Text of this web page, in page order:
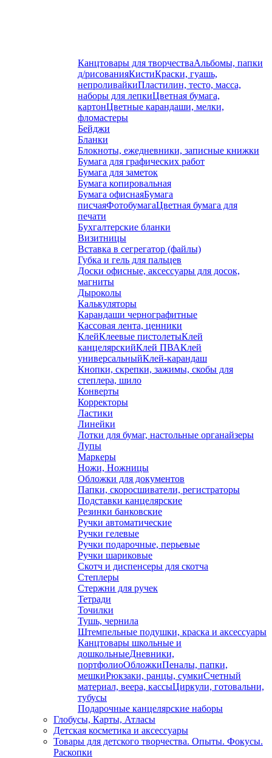
Канцтовары для творчестваАльбомы, папки
д/рисованияКистиКраски, гуашь,
непроливайкиПластилин, тесто, масса,
наборы для лепкиЦветная бумага,
картонЦветные карандаши, мелки,
фломастеры
Бейджи
Бланки
Блокноты, ежедневники, записные книжки
Бумага для графических работ
Бумага для заметок
Бумага копировальная
Бумага офиснаяБумага
писчаяФотобумагаЦветная бумага для
печати
Бухгалтерские бланки
Визитницы
Вставка в сегрегатор (файлы)
Губка и гель для пальцев
Доски офисные, аксессуары для досок,
магниты
Дыроколы
Калькуляторы
Карандаши чернографитные
Кассовая лента, ценники
КлейКлеевые пистолетыКлей
канцелярскийКлей ПВАКлей
универсальныйКлей-карандаш
Кнопки, скрепки, зажимы, скобы для
степлера, шило
Конверты
Корректоры
Ластики
Линейки
Лотки для бумаг, настольные органайзеры
Лупы
Маркеры
Ножи, Ножницы
Обложки для документов
Папки, скоросшиватели, регистраторы
Подставки канцелярские
Резинки банковские
Ручки автоматические
Ручки гелевые
Ручки подарочные, перьевые
Ручки шариковые
Скотч и диспенсеры для скотча
Степлеры
Стержни для ручек
Тетради
Точилки
Тушь, чернила
Штемпельные подушки, краска и аксессуары
Канцтовары школьные и
дошкольныеДневники,
портфолиоОбложкиПеналы, папки,
мешкиРюкзаки, ранцы, сумкиСчетный
материал, веера, кассыЦиркули, готовальни,
тубусы
Подарочные канцелярские наборы
Глобусы, Карты, Атласы
Детская косметика и аксессуары
Товары для детского творчества. Опыты. Фокусы.
Раскопки